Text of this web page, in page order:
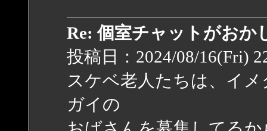
Re: 個室チャットがおか
投稿日：2024/08/16(Fri)
スケベ老人たちは、イ
ガイの